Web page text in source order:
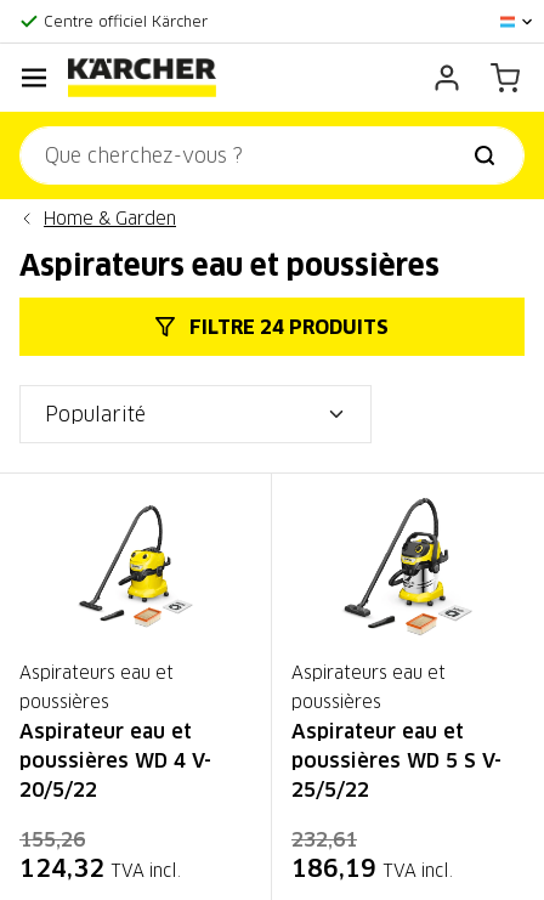
Score client:9,3/10
Home & Garden
Aspirateurs eau et poussières
FILTRE 24 PRODUITS
Aspirateurs eau et
poussières
Aspirateur eau et
poussières WD 4 V-
20/5/22
155,26
124,32 TVA incl.
Aspirateurs eau et
poussières
Aspirateur eau et
poussières WD 5 S V-
25/5/22
232,61
186,19 TVA incl.